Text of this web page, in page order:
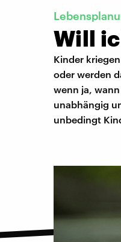
Will
Kinder
oder werden
wenn ja,
unabhängig
unbedingt